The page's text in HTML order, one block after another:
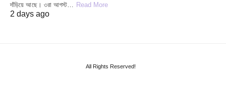
দাঁড়িয়ে আছে। ৩রা আগস্ট… Read More
2 days ago
All Rights Reserved!